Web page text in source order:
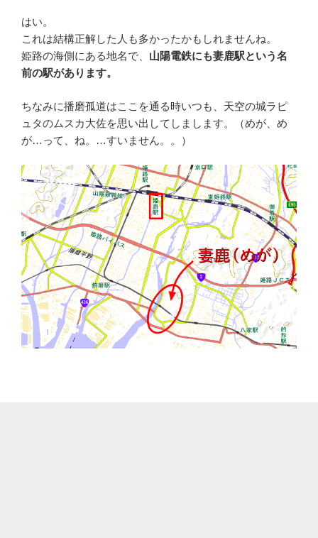
はい。
これは結構正解した人も多かったかもしれませんね。
姫路の海側にある地名で、 山陽電鉄にも妻鹿駅という名
前の駅があります。
ちなみに播磨孤道はここを通る時いつも、天空の城ラピ
ュタのムスカ大佐を思い出してしまします。（めが、め
が…って、ね。…すいません。。）